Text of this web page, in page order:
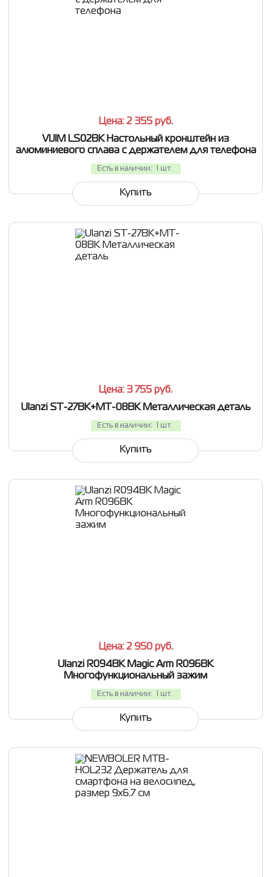
Цена: 2 355 руб.
VIJIM LS02BK Настольный кронштейн из
алюминиевого сплава с держателем для телефона
Есть в наличии: 1 шт.
Купить
Цена: 3 755 руб.
Ulanzi ST-27BK+MT-08BK Металлическая деталь
Есть в наличии: 1 шт.
Купить
Цена: 2 950 руб.
Ulanzi R094BK Magic Arm R096BK
Многофункциональный зажим
Есть в наличии: 1 шт.
Купить